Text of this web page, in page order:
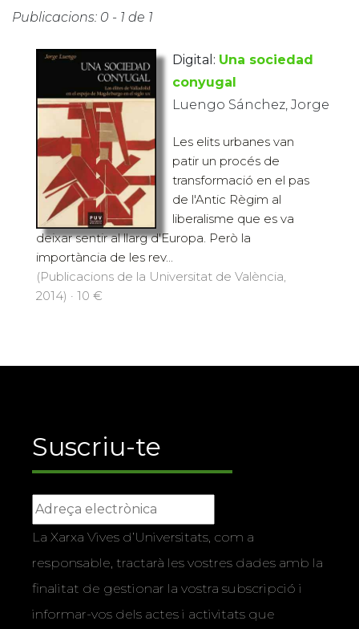
Publicacions: 0 - 1 de 1
Digital: Una sociedad
conyugal
Luengo Sánchez, Jorge
Les elits urbanes van
patir un procés de
transformació en el pas
de l'Antic Règim al
liberalisme que es va
deixar sentir al llarg d'Europa. Però la
importància de les rev...
(Publicacions de la Universitat de València,
2014) · 10 €
Suscriu-te
La Xarxa Vives d’Universitats, com a
responsable, tractarà les vostres dades amb la
finalitat de gestionar la vostra subscripció i
informar-vos dels actes i activitats que